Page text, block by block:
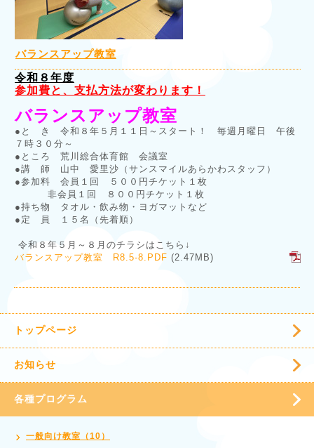
バランスアップ教室
令和８年度
参加費と、支払方法が変わります！
バランスアップ教室
●と き 令和８年５月１１日～スタート！ 毎週月曜日 午後
７時３０分～
●ところ 荒川総合体育館 会議室
●講 師 山中 愛里沙（サンスマイルあらかわスタッフ）
●参加料 会員１回 ５００円チケット１枚
非会員１回 ８００円チケット１枚
●持ち物 タオル・飲み物・ヨガマットなど
●定 員 １５名（先着順）
令和８年５月～８月のチラシはこちら↓
バランスアップ教室 R8.5-8.PDF (2.47MB)
トップページ
お知らせ
各種プログラム
一般向け教室（10）